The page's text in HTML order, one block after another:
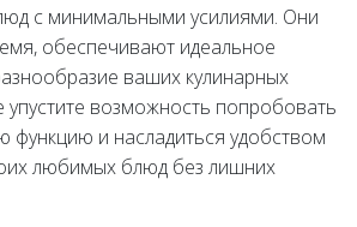
с минимальными усилиями. Они
обеспечивают идеальное
ваших кулинарных
упустите возможность попробовать
функцию и насладиться удобством
любимых блюд без лишних